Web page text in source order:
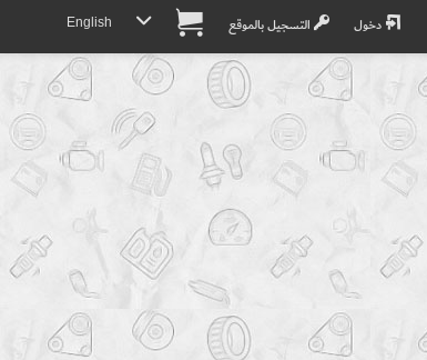
دخول التسجيل بالموقع English